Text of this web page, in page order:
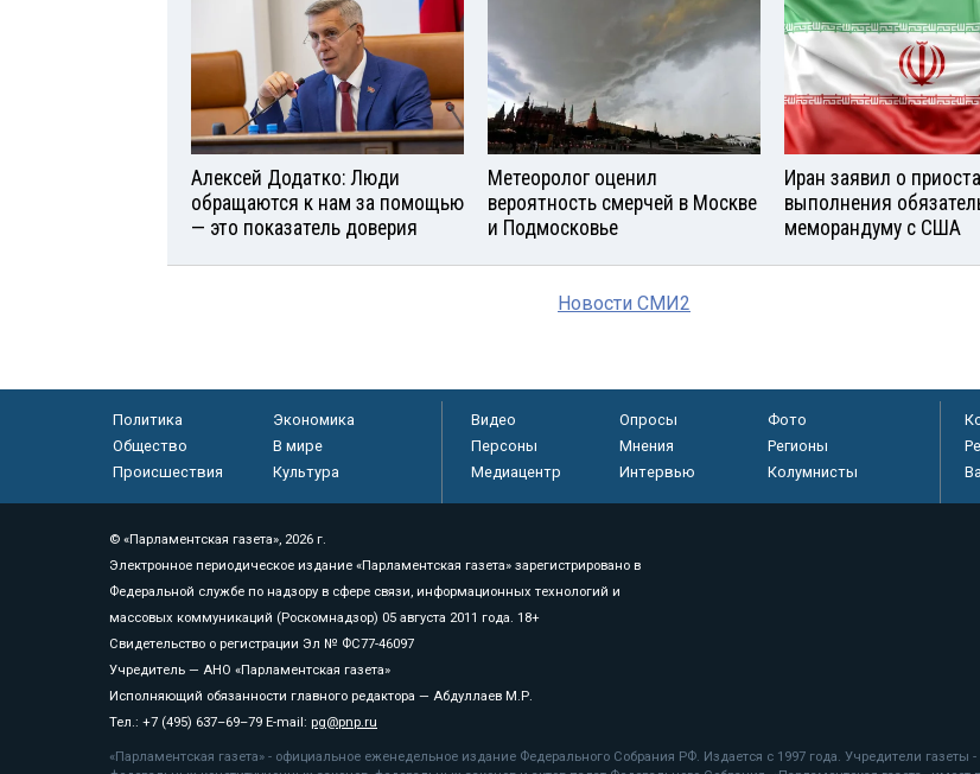
Алексей Додатко: Люди
обращаются к нам за помощью
— это показатель доверия
Метеоролог оценил
вероятность смерчей в Москве
и Подмосковье
Иран заявил о
выполнения
меморандуму с США
Новости СМИ2
Политика
Экономика
Общество
В мире
Происшествия
Культура
Видео Опросы
Фото
Персоны
Мнения
Регионы
Медиацентр
Интервью Колумнисты
© «Парламентская газета», 2026 г.
Электронное периодическое издание «Парламентская газета» зарегистрировано в
Федеральной службе по надзору в сфере связи, информационных технологий и
массовых коммуникаций (Роскомнадзор) 05 августа 2011 года. 18+
Свидетельство о регистрации Эл № ФС77-46097
Учредитель — АНО «Парламентская газета»
Исполняющий обязанности главного редактора — Абдуллаев М.Р.
Тел.: +7 (495) 637–69–79 E-mail: pg@pnp.ru
«Парламентская газета» - официальное еженедельное издание Федерального Собрания РФ. Издается с 1997 года. Учредители